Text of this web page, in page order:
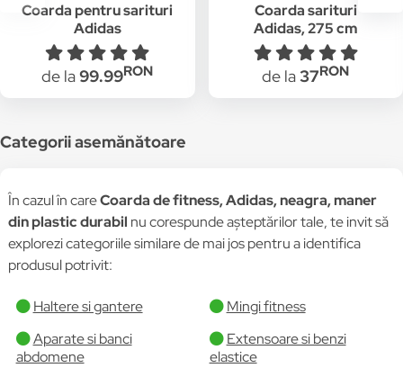
Coarda pentru sarituri
Adidas
de la99.99RON
Coarda sarituri
Adidas, 275 cm
lungime, din nylon,
manere din plastic,
Negru
de la37RON
Categorii asemănătoare
În cazul în careCoarda de fitness, Adidas, neagra, maner
din plastic durabil nu corespunde așteptărilor tale, te invit să
explorezi categoriile similare de mai jos pentru a identifica
produsul potrivit:
Haltere si gantere
Mingi fitness
Aparate si banci
abdomene
Extensoare si benzi
elastice